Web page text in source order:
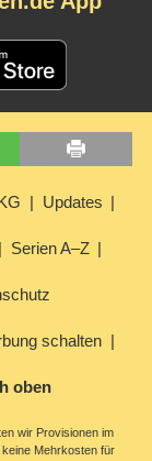
Updates
Serien A–Z
schalten
oben
wir Provisionen im
Mehrkosten für